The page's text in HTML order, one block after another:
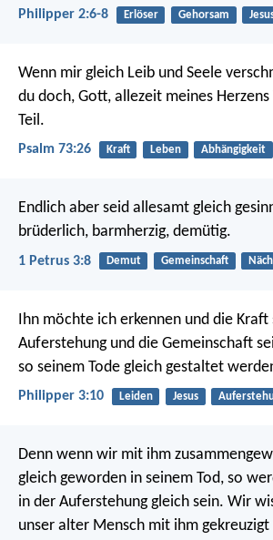
Philipper 2:6-8 Erlöser Gehorsam
Wenn mir gleich Leib und Seele
du doch, Gott, allezeit meines
Teil.
Psalm 73:26 Kraft Leben Abhängigkeit
Endlich aber seid allesamt gleich
brüderlich, barmherzig, demütig.
1 Petrus 3:8 Demut Gemeinschaft
Ihn möchte ich erkennen und die Kraft
Auferstehung und die Gemeinschaft
so seinem Tode gleich gestaltet
Philipper 3:10 Leiden Jesus
Denn wenn wir mit ihm
gleich geworden in seinem Tod, so
in der Auferstehung gleich sein. Wir
unser alter Mensch mit ihm